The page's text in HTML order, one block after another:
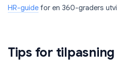
HR-guide for en 360-graders
Tips for